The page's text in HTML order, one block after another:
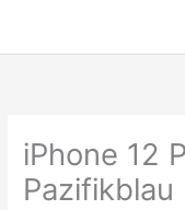
iPhone 12
Pazifikblau